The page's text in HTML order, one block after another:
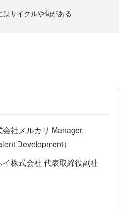
はサイクルや旬がある
社メルカリ Manager,
Development）
株式会社 代表取締役副社